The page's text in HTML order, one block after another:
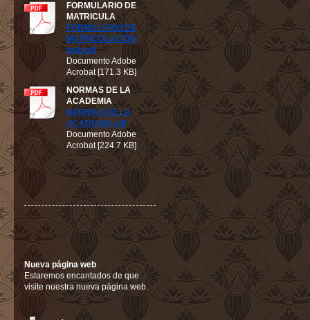
FORMULARIO DE
MATRICULA
FORMULARIO DE
MATRICULACIÓN
web.pdf
Documento Adobe
Acrobat [171.3 KB]
NORMAS DE LA
ACADEMIA
NORMAS DE LA
ACADEMIA.pdf
Documento Adobe
Acrobat [224.7 KB]
Nueva página web
Estaremos encantados de que
visite nuestra nueva página web.